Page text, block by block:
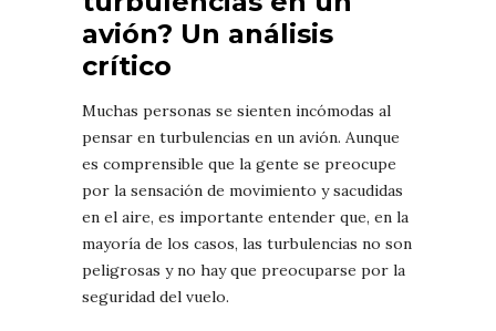
avión? Un análisis
crítico
Muchas personas se sienten incómodas al
pensar en turbulencias en un avión. Aunque
es comprensible que la gente se preocupe
por la sensación de movimiento y sacudidas
en el aire, es importante entender que, en la
mayoría de los casos, las turbulencias no son
peligrosas y no hay que preocuparse por la
seguridad del vuelo.